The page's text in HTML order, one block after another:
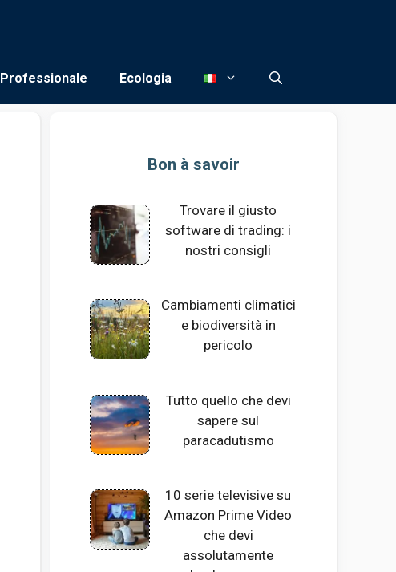
Professionale Ecologia
Bon à savoir
Trovare il giusto
software di trading: i
nostri consigli
Cambiamenti climatici
e biodiversità in
pericolo
Tutto quello che devi
sapere sul
paracadutismo
10 serie televisive su
Amazon Prime Video
che devi
assolutamente